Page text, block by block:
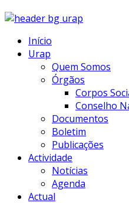
Início
Urap
Quem Somos
Órgãos
Corpos
Conselho
Documentos
Boletim
Publicações
Actividade
Notícias
Agenda
Actual